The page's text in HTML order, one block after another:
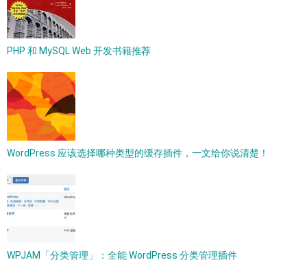
PHP 和 MySQL Web 开发书籍推荐
WordPress 应该选择哪种类型的缓存插件，一文给你说清楚！
WPJAM「分类管理」：全能 WordPress 分类管理插件